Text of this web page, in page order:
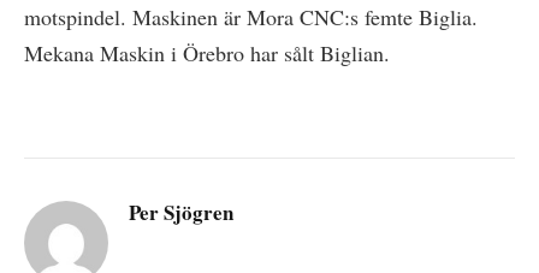
motspindel. Maskinen är Mora CNC:s femte Biglia.
Mekana Maskin i Örebro har sålt Biglian.
Per Sjögren